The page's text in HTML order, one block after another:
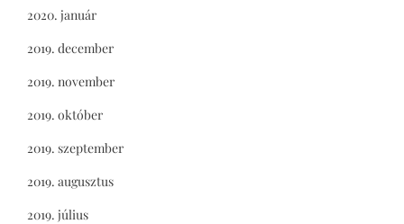
2020. január
2019. december
2019. november
2019. október
2019. szeptember
2019. augusztus
2019. július